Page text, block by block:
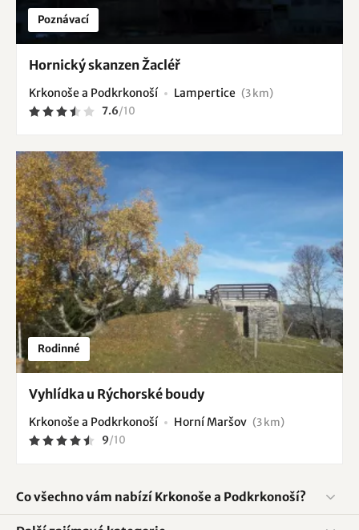
Poznávací
Hornický skanzen Žacléř
Krkonoše a Podkrkonoší Lampertice (3 km)
7.6/10
Rodinné
Vyhlídka u Rýchorské boudy
Krkonoše a Podkrkonoší Horní Maršov (3 km)
9/10
Co všechno vám nabízí Krkonoše a Podkrkonoší?